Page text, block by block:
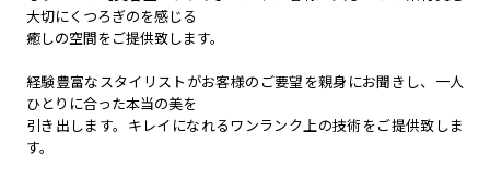
大切にくつろぎのを感じる
癒しの空間をご提供致します。
経験豊富なスタイリストがお客様のご要望を親身にお聞きし、一人
ひとりに合った本当の美を
引き出します。キレイになれるワンランク上の技術をご提供致しま
す。